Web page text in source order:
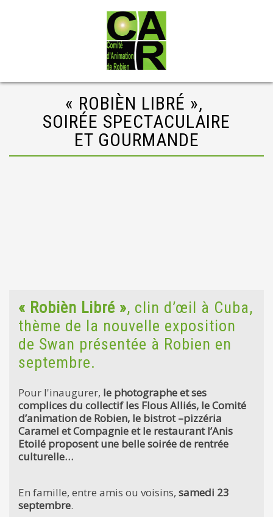
« ROBIÈN LIBRÉ »,
SOIRÉE SPECTACULAIRE
ET GOURMANDE
« Robièn Libré », clin d’œil à Cuba,
thème de la nouvelle exposition
de Swan présentée à Robien en
septembre.
Pour l'inaugurer, le photographe et ses
complices du collectif les Flous Alliés, le Comité
d’animation de Robien, le bistrot –pizzéria
Caramel et Compagnie et le restaurant l’Anis
Etoilé proposent une belle soirée de rentrée
culturelle…
En famille, entre amis ou voisins, samedi 23
septembre.